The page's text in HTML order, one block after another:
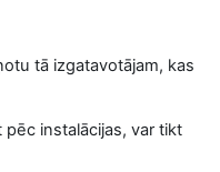
tā izgatavotājam, kas
instalācijas, var tikt